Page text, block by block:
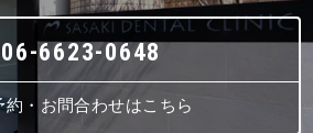
06-6623-0648
約・お問合わせはこちら